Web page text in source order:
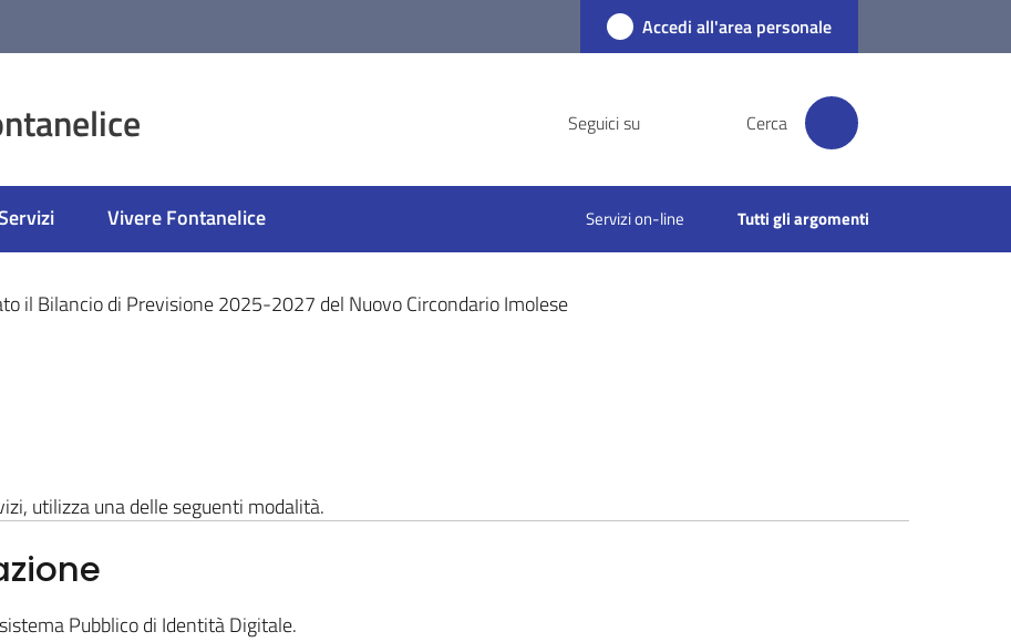
Accedi all'area personale
Seguici su Cerca
Vivere Fontanelice Servizi on-line Tutti gli argomenti
il Bilancio di Previsione 2025-2027 del Nuovo Circondario Imolese
utilizza una delle seguenti modalità.
Pubblico di Identità Digitale.